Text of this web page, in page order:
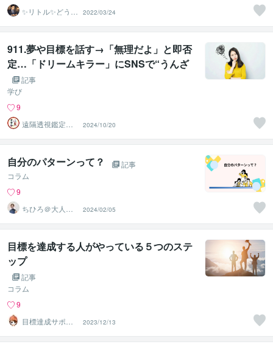
✨リトル✨どうす
る家
2022/03/24
911.夢や目標を話す→「無理だよ」と即否
定…「ドリームキラー」にSNSで“うんざ
り”噴出「きつかった」
記事
学び
9
遠隔透視鑑定
師・すずか✡
2024/10/20
自分のパターンって？
記事
コラム
9
ちひろ＠大人の
習慣化×ライフコ
ーチ
2024/02/05
目標を達成する人がやっている５つのステ
ップ
記事
コラム
9
目標達成サポー
ター ぽん
2023/12/13